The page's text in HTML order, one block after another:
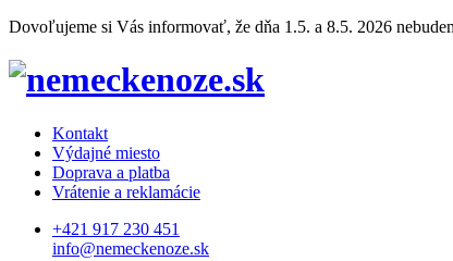
Dovoľujeme si Vás informovať, že dňa 1.5. a 8.5. 2026
Kontakt
Výdajné miesto
Doprava a platba
Vrátenie a reklamácie
+421 917 230 451
info@nemeckenoze.sk